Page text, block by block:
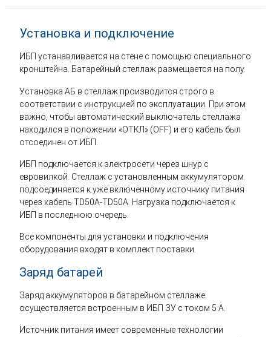
Установка и подключение
ИБП устанавливается на стене с помощью специального
кронштейна. Батарейный стеллаж размещается на полу.
Установка АБ в стеллаж производится строго в
соответствии с инструкцией по эксплуатации. При этом
важно, чтобы автоматический выключатель стеллажа
находился в положении «ОТКЛ» (OFF) и его кабель был
отсоединен от ИБП.
ИБП подключается к электросети через шнур с
евровилкой. Стеллаж с установленным аккумулятором
подсоединяется к уже включенному источнику питания
через кабель TD50A-TD50A. Нагрузка подключается к
ИБП в последнюю очередь.
Все компоненты для установки и подключения
оборудования входят в комплект поставки.
Заряд батарей
Заряд аккумуляторов в батарейном стеллаже
осуществляется встроенным в ИБП ЗУ с током 5 А.
Источник питания имеет современные технологии